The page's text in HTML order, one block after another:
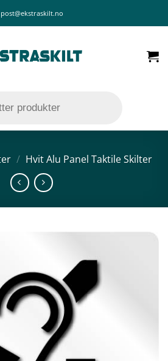
post@ekstraskilt.no
/ Hvit Alu Panel Taktile Skilter